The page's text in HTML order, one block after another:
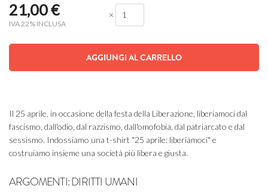
21,00€
IVA 22% INCLUSA
×
AGGIUNGI AL CARRELLO
Il 25 aprile, in occasione della festa della Liberazione, liberiamoci dal
fascismo, dall'odio, dal razzismo, dall'omofobia, dal patriarcato e dal
sessismo. Indossiamo una t-shirt "25 aprile: liberiamoci" e
costruiamo insieme una società più libera e giusta.
ARGOMENTI:DIRITTI UMANI